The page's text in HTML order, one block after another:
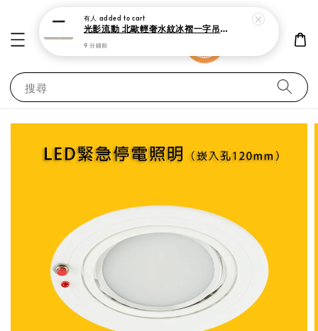
搜尋
有人 added to cart
光影流動 北歐輕奢水紋冰褶一字吊燈 150cm 現代極簡黑 中島吧檯餐廳燈
9 分鐘前